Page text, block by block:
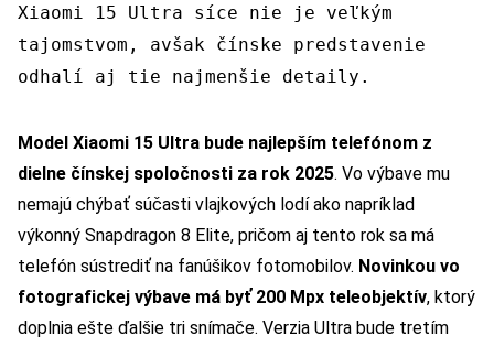
Xiaomi 15 Ultra síce nie je veľkým
tajomstvom, avšak čínske predstavenie
odhalí aj tie najmenšie detaily.
Model Xiaomi 15 Ultra bude najlepším telefónom z
dielne čínskej spoločnosti za rok 2025. Vo výbave mu
nemajú chýbať súčasti vlajkových lodí ako napríklad
výkonný Snapdragon 8 Elite, pričom aj tento rok sa má
telefón sústrediť na fanúšikov fotomobilov. Novinkou vo
fotografickej výbave má byť 200 Mpx teleobjektív, ktorý
doplnia ešte ďalšie tri snímače. Verzia Ultra bude tretím